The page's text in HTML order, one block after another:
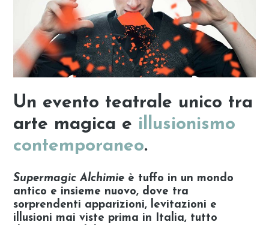
Un evento teatrale unico tra
arte magica e illusionismo
contemporaneo.
Supermagic Alchimie è tuffo in un mondo
antico e insieme nuovo, dove tra
sorprendenti apparizioni, levitazioni e
illusioni mai viste prima in Italia, tutto